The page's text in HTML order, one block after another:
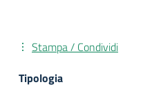
Stampa / Condividi
Tipologia